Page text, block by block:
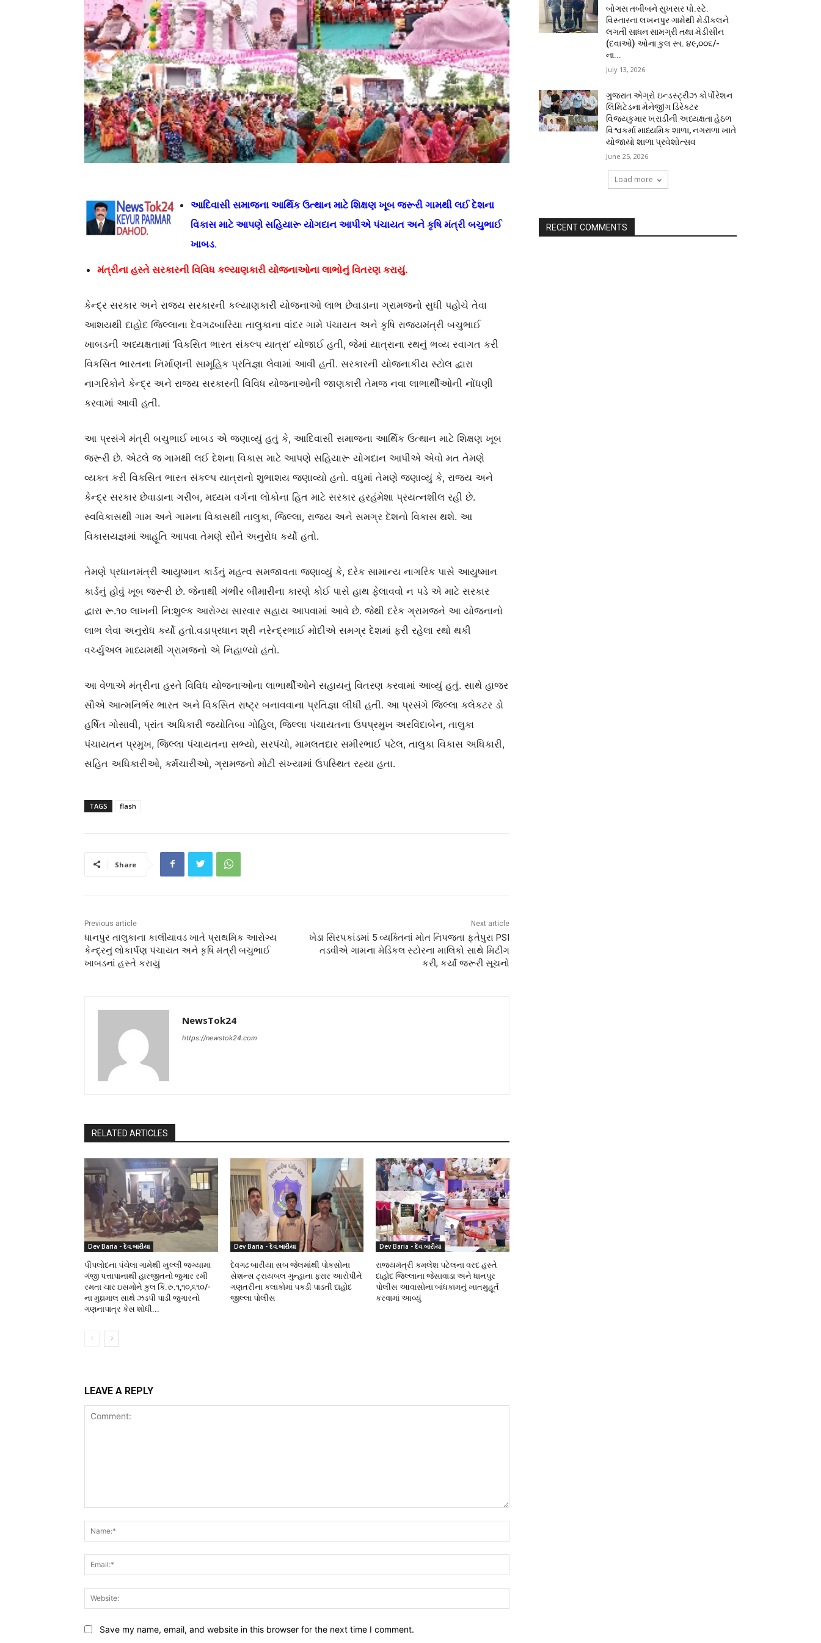
આદિવાસી સમાજના આર્થિક ઉત્થાન માટે શિક્ષણ ખૂબ જરૂરી ગામથી લઈ દેશના
વિકાસ માટે આપણે સહિયારૂ યોગદાન આપીએ પંચાયત અને કૃષિ મંત્રી બચુભાઈ
ખાબડ.
મંત્રીના હસ્તે સરકારની વિવિધ કલ્યાણકારી યોજનાઓના લાભોનું વિતરણ કરાયું.
કેન્દ્ર સરકાર અને રાજ્ય સરકારની કલ્યાણકારી યોજનાઓ લાભ છેવાડાના ગ્રામજનો સુધી પહોચે તેવા
આશયથી દાહોદ જિલ્લાના દેવગઢબારિયા તાલુકાના વાંદર ગામે પંચાયત અને કૃષિ રાજ્યમંત્રી બચુભાઈ
ખાબડની અધ્યક્ષતામાં ‘વિકસિત ભારત સંકલ્પ યાત્રા’ યોજાઈ હતી, જેમાં યાત્રાના રથનું ભવ્ય સ્વાગત કરી
વિકસિત ભારતના નિર્માણની સામૂહિક પ્રતિજ્ઞા લેવામાં આવી હતી. સરકારની યોજનાકીય સ્ટોલ દ્વારા
નાગરિકોને કેન્દ્ર અને રાજ્ય સરકારની વિવિધ યોજનાઓની જાણકારી તેમજ નવા લાભાર્થીઓની નોંધણી
કરવામાં આવી હતી.
આ પ્રસંગે મંત્રી બચુભાઈ ખાબડ એ જણાવ્યું હતું કે, આદિવાસી સમાજના આર્થિક ઉત્થાન માટે શિક્ષણ ખૂબ
જરૂરી છે. એટલે જ ગામથી લઈ દેશના વિકાસ માટે આપણે સહિયારૂ યોગદાન આપીએ એવો મત તેમણે
વ્યક્ત કરી વિકસિત ભારત સંકલ્પ યાત્રાનો શુભાશય જણાવ્યો હતો. વધુમાં તેમણે જણાવ્યું કે, રાજ્ય અને
કેન્દ્ર સરકાર છેવાડાના ગરીબ, મધ્યમ વર્ગના લોકોના હિત માટે સરકાર હરહંમેશા પ્રયત્નશીલ રહી છે.
સ્વવિકાસથી ગામ અને ગામના વિકાસથી તાલુકા, જિલ્લા, રાજ્ય અને સમગ્ર દેશનો વિકાસ થશે. આ
વિકાસયજ્ઞમાં આહૂતિ આપવા તેમણે સૌને અનુરોધ કર્યો હતો.
તેમણે પ્રધાનમંત્રી આયુષ્માન કાર્ડનું મહત્વ સમજાવતા જણાવ્યું કે, દરેક સામાન્ય નાગરિક પાસે આયુષ્માન
કાર્ડનું હોવું ખૂબ જરૂરી છે. જેનાથી ગંભીર બીમારીના કારણે કોઈ પાસે હાથ ફેલાવવો ન પડે એ માટે સરકાર
દ્વારા રૂ.૧૦ લાખની નિ:શુલ્ક આરોગ્ય સારવાર સહાય આપવામાં આવે છે. જેથી દરેક ગ્રામજને આ યોજનાનો
લાભ લેવા અનુરોધ કર્યો હતો.વડાપ્રધાન શ્રી નરેન્દ્રભાઈ મોદીએ સમગ્ર દેશમાં ફરી રહેલા રથો થકી
વર્ચ્યુઅલ માધ્યમથી ગ્રામજનો એ નિહાળ્યો હતો.
આ વેળાએ મંત્રીના હસ્તે વિવિધ યોજનાઓના લાભાર્થીઓને સહાયનું વિતરણ કરવામાં આવ્યું હતું. સાથે હાજર
સૌએ આત્મનિર્ભર ભારત અને વિકસિત રાષ્ટ્ર બનાવવાના પ્રતિજ્ઞા લીધી હતી. આ પ્રસંગે જિલ્લા કલેકટર ડો
હર્ષિત ગોસાવી, પ્રાંત અધિકારી જ્યોતિબા ગોહિલ, જિલ્લા પંચાયતના ઉપપ્રમુખ અરવિંદાબેન, તાલુકા
પંચાયતન પ્રમુખ, જિલ્લા પંચાયતના સભ્યો, સરપંચો, મામલતદાર સમીરભાઈ પટેલ, તાલુકા વિકાસ અધિકારી,
સહિત અધિકારીઓ, કર્મચારીઓ, ગ્રામજનો મોટી સંખ્યામાં ઉપસ્થિત રહ્યા હતા.
TAGS flash
Share
Previous article
ધાનપુર તાલુકાના કાલીયાવડ ખાતે પ્રાથમિક આરોગ્ય
કેન્દ્રનું લોકાર્પણ પંચાયત અને કૃષિ મંત્રી બચુભાઈ
ખાબડનાં હસ્તે કરાયું
Next article
ખેડા સિરપકાંડમાં 5 વ્યક્તિનાં મોત નિપજતા ફતેપુરા PSI
તડવીએ ગામના મેડિકલ સ્ટોરના માલિકો સાથે મિટીંગ
કરી, કર્યાં જરૂરી સૂચનો
NewsTok24
https://newstok24.com
RELATED ARTICLES
Dev Baria - દેવ.બારીયા
પીપલોદના પંચેલા ગામેથી ખુલ્લી જગ્યામા
ગંજી પત્તાપાનાથી હારજીતનો જુગાર રમી
રમતા ચાર ઇસમોને કુલ કિ.રુ.૧,૧૦,૬૧૦/-
ના મુદ્દામાલ સાથે ઝડપી પાડી જુગારનો
ગણનાપાત્ર કેસ શોધી...
Dev Baria - દેવ.બારીયા
દેવગઢ બારીયા સબ જેલમાંથી પોકસોના
સેશન્સ ટ્રાયબલ ગુન્હાના ફરાર આરોપીને
ગણતરીના કલાકોમાં પકડી પાડતી દાહોદ
જીલ્લા પોલીસ
Dev Baria - દેવ.બારીયા
રાજ્યમંત્રી કમલેશ પટેલના વરદ હસ્તે
દાહોદ જિલ્લાના જેસાવાડા અને ધાનપુર
પોલીસ આવાસોના બાંધકામનું ખાતમુહૂર્ત
કરવામાં આવ્યું
LEAVE A REPLY
Save my name, email, and website in this browser for the next time I comment.
બોગસ તબીબને સુખસર પો.સ્ટે.
વિસ્તારના લખનપુર ગામેથી મેડીકલને
લગતી સાધન સામગ્રી તથા મેડીસીન
(દવાઓ) ઓના કુલ રૂા. ૪૯,૦૦૬/-
ના...
July 13, 2026
ગુજરાત એગ્રો ઇન્ડસ્ટ્રીઝ કોર્પોરેશન
લિમિટેડના મેનેજીંગ ડિરેક્ટર
વિજયકુમાર ખરાડીની અધ્યક્ષતા હેઠળ
વિશ્વકર્મા માધ્યમિક શાળા, નગરાળા ખાતે
યોજાયો શાળા પ્રવેશોત્સવ
June 25, 2026
Load more
RECENT COMMENTS